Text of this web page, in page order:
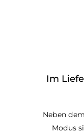
Im
Neben
Modus